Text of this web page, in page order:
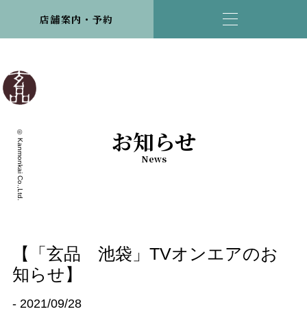
店舗案内・予約
© Kanmonkai Co.,Ltd. お知らせ
News
【「玄品 池袋」TVオンエアのお
知らせ】
- 2021/09/28